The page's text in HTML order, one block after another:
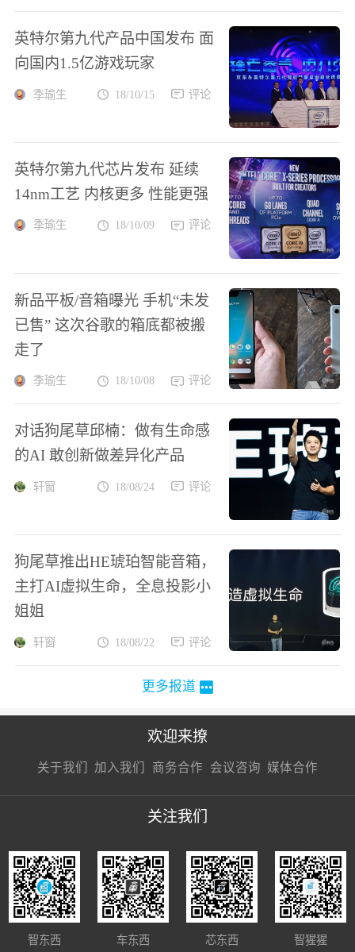
英特尔第九代产品中国发布 面
向国内1.5亿游戏玩家
季瑜生 18/10/15 评论
英特尔第九代芯片发布 延续
14nm工艺 内核更多 性能更强
季瑜生 18/10/09 评论
新品平板/音箱曝光 手机“未发
已售” 这次谷歌的箱底都被搬
走了
季瑜生 18/10/08 评论
对话狗尾草邱楠：做有生命感
的AI 敢创新做差异化产品
轩窗 18/08/24 评论
狗尾草推出HE琥珀智能音箱，
主打AI虚拟生命，全息投影小
姐姐
轩窗 18/08/22 评论
更多报道
欢迎来撩
关于我们 加入我们
接扔简历
商务合作
接开聊
会议咨询 媒体合作
接开聊
关注我们
智东西 车东西 芯东西 智猩猩